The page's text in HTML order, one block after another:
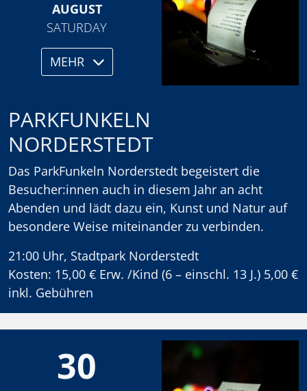
AUGUST
SATURDAY
MEHR
PARKFUNKELN
NORDERSTEDT
Das ParkFunkeln Norderstedt begeistert die
Besucher:innen auch in diesem Jahr an acht
Abenden und lädt dazu ein, Kunst und Natur auf
besondere Weise miteinander zu verbinden.
21:00 Uhr, Stadtpark Norderstedt
Kosten: 15,00 € Erw. /Kind (6 – einschl. 13 J.) 5,00 €
inkl. Gebühren
30